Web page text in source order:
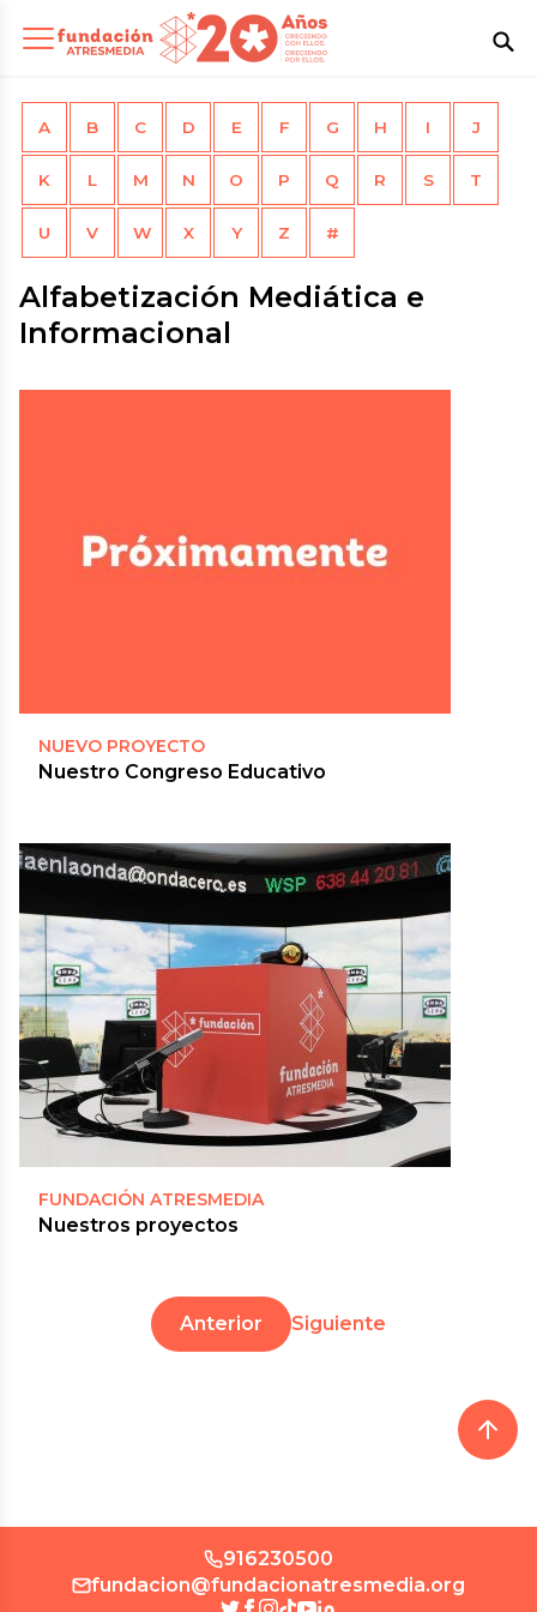
A B C D E F G H I J
K L M N O P Q R S T
U V W X Y Z #
Alfabetización Mediática e
Informacional
NUEVO PROYECTO
Nuestro Congreso Educativo
FUNDACIÓN ATRESMEDIA
Nuestros proyectos
Anterior Siguiente
916230500
fundacion@fundacionatresmedia.org